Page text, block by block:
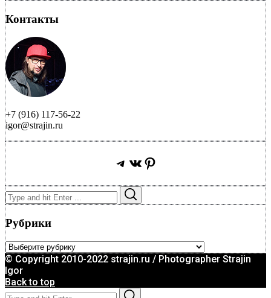
Контакты
+7 (916) 117-56-22
igor@strajin.ru
Telegram
ВКонтакте
Pinterest
Search
for:
Рубрики
Рубрики
© Copyright 2010-2022 strajin.ru / Photographer Strajin
Igor
Back to top
Search